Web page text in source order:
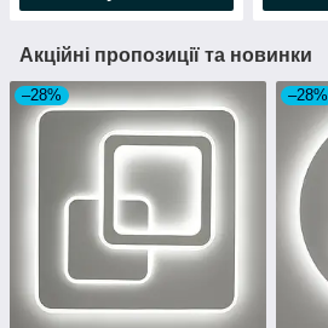
Акційні пропозиції та новинки
–28% –28%